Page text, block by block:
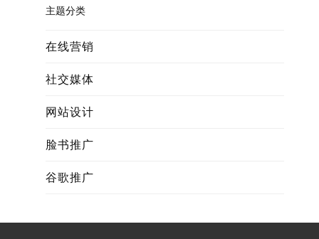
主题分类
在线营销
社交媒体
网站设计
脸书推广
谷歌推广